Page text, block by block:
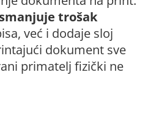
smanjuje trošak
već i dodaje sloj
dokument sve
primatelj fizički ne